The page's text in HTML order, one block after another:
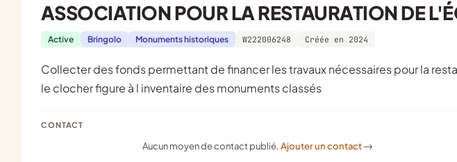
ASSOCIATION POUR LA RESTAURATION DE
Active Bringolo Monuments historiques W222006248 Créée en 2024
collecter des fonds permettant de financer les travaux nécessaires pour la restauration de l'église de bringolo dont
le clocher figure à l inventaire des monuments classés
CONTACT
Aucun moyen de contact publié.Ajouter un contact ->